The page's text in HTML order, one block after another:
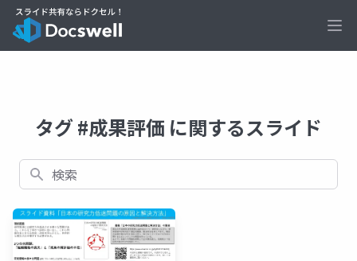
タグ #成果評価 に関するスライド
検索